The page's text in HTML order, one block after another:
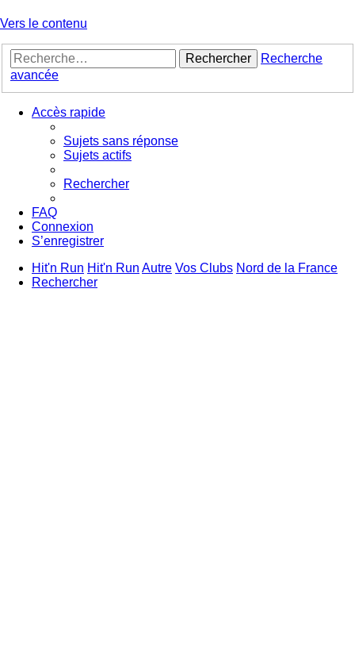
Vers le contenu
Rechercher
Recherche
avancée
Accès rapide
Sujets sans réponse
Sujets actifs
Rechercher
FAQ
Connexion
S’enregistrer
Hit'n Run Hit'n Run Autre Vos Clubs Nord de la France
Rechercher